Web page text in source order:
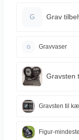
G Grav
G Gravvaser
Gravsten
Gravsten til
Figur-